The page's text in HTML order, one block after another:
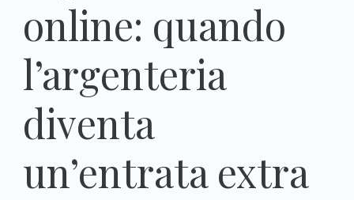
online: quando
l’argenteria
diventa
un’entrata extra